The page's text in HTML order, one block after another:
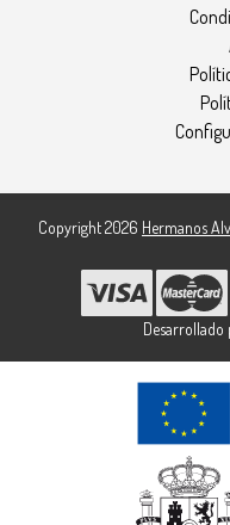
Copyright 2026 Hermanos
Desarrollado